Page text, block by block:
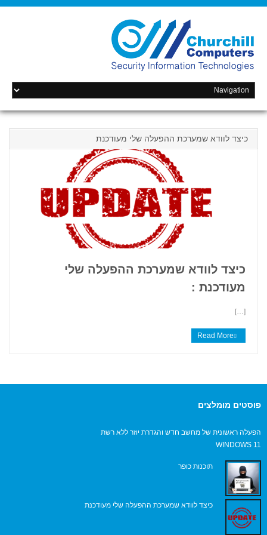
כיצד לוודא שמערכת ההפעלה שלי מעודכנת
כיצד לוודא שמערכת ההפעלה שלי
מעודכנת :
[…]
Read More
פוסטים מומלצים
הפעלה ראשונית של מחשב חדש והגדרת יוזר ללא רשת
WINDOWS 11
תוכנות כופר
כיצד לוודא שמערכת ההפעלה שלי מעודכנת